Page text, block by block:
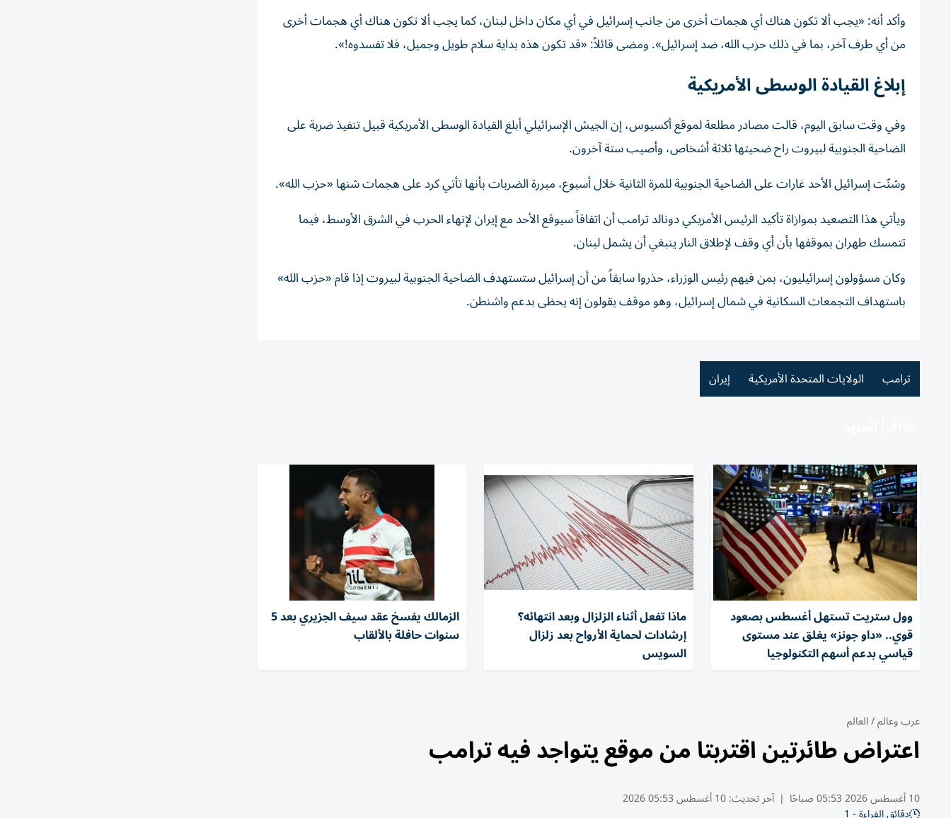
وأكد أنه: «يجب ألا تكون هناك أي هجمات أخرى من جانب إسرائيل في أي مكان داخل لبنان، كما يجب ألا تكون هناك أي هجمات أخرى
من أي طرف آخر، بما في ذلك حزب الله، ضد إسرائيل». ومضى قائلاً: «قد تكون هذه بداية سلام طويل وجميل، فلا تفسدوه!».
إبلاغ القيادة الوسطى الأمريكية
وفي وقت سابق اليوم، قالت مصادر مطلعة لموقع أكسيوس، إن الجيش الإسرائيلي أبلغ القيادة الوسطى الأمريكية قبيل تنفيذ ضربة على
الضاحية الجنوبية لبيروت راح ضحيتها ثلاثة أشخاص، وأصيب ستة آخرون.
وشنّت إسرائيل الأحد غارات على الضاحية الجنوبية للمرة الثانية خلال أسبوع، مبررة الضربات بأنها تأتي كرد على هجمات شنها «حزب الله».
ويأتي هذا التصعيد بموازاة تأكيد الرئيس الأمريكي دونالد ترامب أن اتفاقاً سيوقع الأحد مع إيران لإنهاء الحرب في الشرق الأوسط، فيما
تتمسك طهران بموقفها بأن أي وقف لإطلاق النار ينبغي أن يشمل لبنان.
وكان مسؤولون إسرائيليون، بمن فيهم رئيس الوزراء، حذروا سابقاً من أن إسرائيل ستستهدف الضاحية الجنوبية لبيروت إذا قام «حزب الله»
باستهداف التجمعات السكانية في شمال إسرائيل، وهو موقف يقولون إنه يحظى بدعم واشنطن.
ترامب الولايات المتحدة الأمريكية إيران
وول ستريت تستهل أغسطس بصعود
قوي.. «داو جونز» يغلق عند مستوى
قياسي بدعم أسهم التكنولوجيا
ماذا تفعل أثناء الزلزال وبعد انتهائه؟
إرشادات لحماية الأرواح بعد زلزال
السويس
الزمالك يفسخ عقد سيف الجزيري بعد 5
سنوات حافلة بالألقاب
عرب وعالم/العالم
اعتراض طائرتين اقتربتا من موقع يتواجد فيه ترامب
10 أغسطس 2026 05:53 صباحًا | آخر تحديث:10 أغسطس 05:53 2026